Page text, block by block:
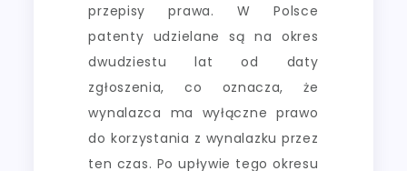
przepisy prawa. W Polsce
patenty udzielane są na okres
dwudziestu lat od daty
zgłoszenia, co oznacza, że
wynalazca ma wyłączne prawo
do korzystania z wynalazku przez
ten czas. Po upływie tego okresu